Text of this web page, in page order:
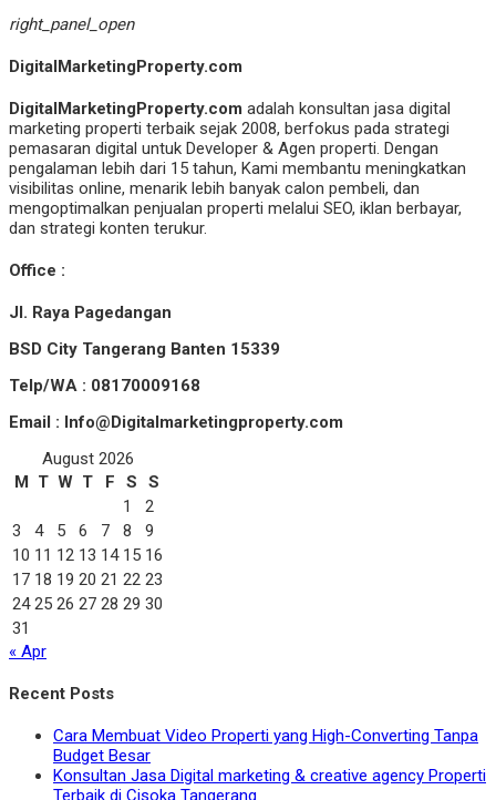
right_panel_open
DigitalMarketingProperty.com
DigitalMarketingProperty.com adalah konsultan jasa digital
marketing properti terbaik sejak 2008, berfokus pada strategi
pemasaran digital untuk Developer & Agen properti. Dengan
pengalaman lebih dari 15 tahun, Kami membantu meningkatkan
visibilitas online, menarik lebih banyak calon pembeli, dan
mengoptimalkan penjualan properti melalui SEO, iklan berbayar,
dan strategi konten terukur.
Office :
Jl. Raya Pagedangan
BSD City Tangerang Banten 15339
Telp/WA : 08170009168
Email : Info@Digitalmarketingproperty.com
August 2026
M T W T F S
S
1
2
3
4 5 6 7 8
9
10 11 12 13 14 15 16
17 18 19 20 21 22 23
24 25 26 27 28 29 30
31
« Apr
Recent Posts
Cara Membuat Video Properti yang High-Converting Tanpa
Budget Besar
Konsultan Jasa Digital marketing & creative agency Properti
Terbaik di Cisoka Tangerang